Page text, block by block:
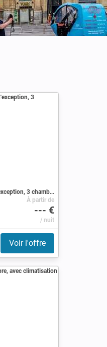
Appartement d'exception d'exception, 3 chambres, avec wifi
À partir de
--- €
/ nuit
Voir l'offre